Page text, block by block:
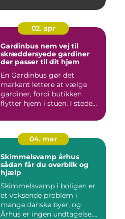
02. apr
Gardinbus nem vej til
skræddersyede gardiner
der passer til dit hjem
En Gardinbus gør det
markant lettere at vælge
gardiner, fordi butikken
flytter hjem i stuen. I stede...
04. mar
Skimmelsvamp århus
sådan får du overblik og
hjælp
Skimmelsvamp i boligen er
et voksende problem i
mange danske byer, og
Århus er ingen undtagelse.